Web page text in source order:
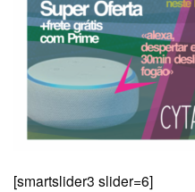
[smartslider3 slider=6]